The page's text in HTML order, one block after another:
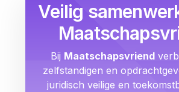
Veilig
Bij Maatschapsvriend
zelfstandigen en
juridisch veilige en